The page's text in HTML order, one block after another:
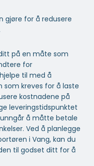
gjøre for å redusere
på en måte som
for
til med å
som kreves for å laste
kostnadene på
leveringstidspunktet
å måtte betale
Ved å planlegge
i Vang, kan du
til godset ditt for å